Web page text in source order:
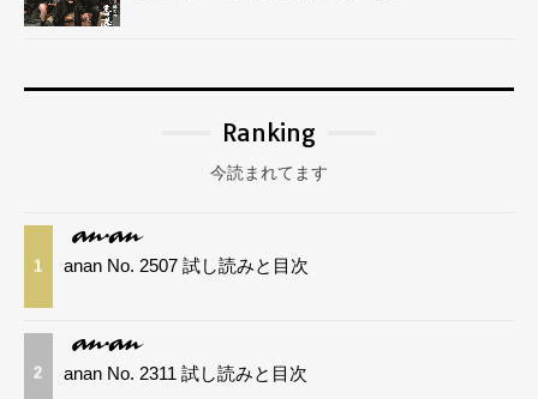
Ranking
今読まれてます
1 anan No. 2507 試し読みと目次
2 anan No. 2311 試し読みと目次